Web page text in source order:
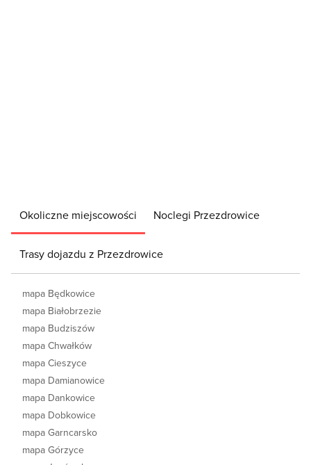
Okoliczne miejscowości Noclegi Przezdrowice
Trasy dojazdu z Przezdrowice
mapa Będkowice
mapa Białobrzezie
mapa Budziszów
mapa Chwałków
mapa Cieszyce
mapa Damianowice
mapa Dankowice
mapa Dobkowice
mapa Garncarsko
mapa Górzyce